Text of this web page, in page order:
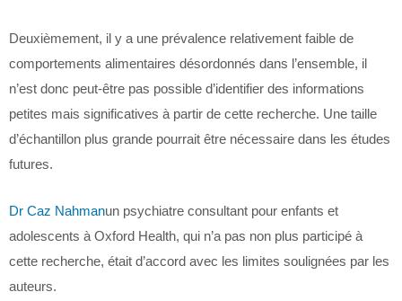
Deuxièmement, il y a une prévalence relativement faible de
comportements alimentaires désordonnés dans l’ensemble, il
n’est donc peut-être pas possible d’identifier des informations
petites mais significatives à partir de cette recherche. Une taille
d’échantillon plus grande pourrait être nécessaire dans les études
futures.
Dr Caz Nahmanun psychiatre consultant pour enfants et
adolescents à Oxford Health, qui n’a pas non plus participé à
cette recherche, était d’accord avec les limites soulignées par les
auteurs.